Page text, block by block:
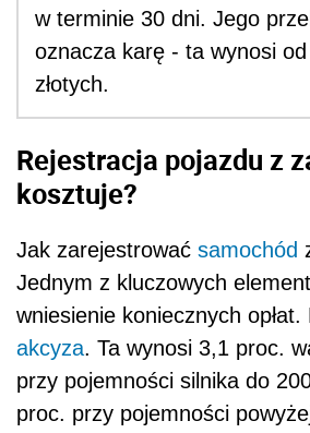
w terminie 30 dni. Jego
oznacza karę - ta wynosi
złotych.
Rejestracja pojazdu z
kosztuje?
Jak zarejestrować samochód
Jednym z kluczowych
wniesienie koniecznych
akcyza. Ta wynosi 3,1 proc.
przy pojemności silnika do
proc. przy pojemności